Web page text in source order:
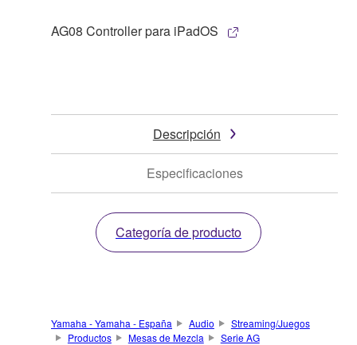
AG08 Controller para iPadOS
Descripción
Especificaciones
Categoría de producto
Yamaha - Yamaha - España Audio
Streaming/Juegos
Productos
Mesas de Mezcla Serie AG